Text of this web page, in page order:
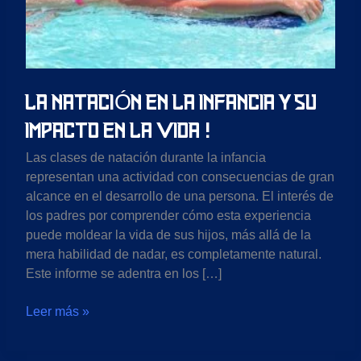
LA NATACIÓN EN LA INFANCIA Y SU
IMPACTO EN LA VIDA !
Las clases de natación durante la infancia
representan una actividad con consecuencias de gran
alcance en el desarrollo de una persona. El interés de
los padres por comprender cómo esta experiencia
puede moldear la vida de sus hijos, más allá de la
mera habilidad de nadar, es completamente natural.
Este informe se adentra en los […]
Impacto
en
la
Vida
Leer más »